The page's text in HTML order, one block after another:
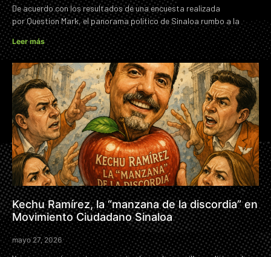
De acuerdo con los resultados de una encuesta realizada
por Question Mark, el panorama político de Sinaloa rumbo a la
Leer más
Kechu Ramírez, la “manzana de la discordia” en
Movimiento Ciudadano Sinaloa
mayo 27, 2026